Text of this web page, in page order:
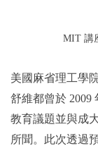
MIT 講
美國麻省理工學
舒維都曾於 2009
教育議題並與成
所聞。此次透過